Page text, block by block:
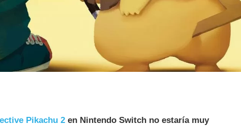
Pikachu 2 en Nintendo Switch no estaría muy